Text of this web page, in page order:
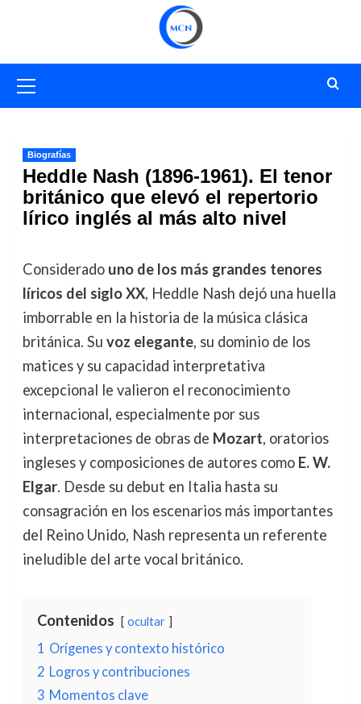
primario
Biografías
Heddle Nash (1896-1961). El tenor
británico que elevó el repertorio
lírico inglés al más alto nivel
Considerado uno de los más grandes tenores
líricos del siglo XX, Heddle Nash dejó una huella
imborrable en la historia de la música clásica
británica. Su voz elegante, su dominio de los
matices y su capacidad interpretativa
excepcional le valieron el reconocimiento
internacional, especialmente por sus
interpretaciones de obras de Mozart, oratorios
ingleses y composiciones de autores como E. W.
Elgar. Desde su debut en Italia hasta su
consagración en los escenarios más importantes
del Reino Unido, Nash representa un referente
ineludible del arte vocal británico.
Contenidos ocultar
1 Orígenes y contexto histórico
2 Logros y contribuciones
3 Momentos clave